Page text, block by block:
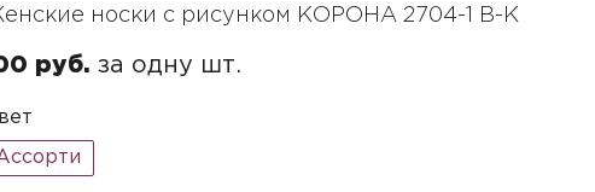
носки с рисунком КОРОНА 2704-1 B-K
руб. за одну шт.